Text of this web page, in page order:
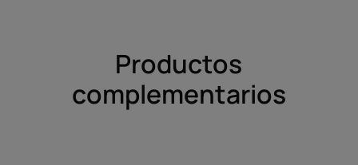
Productos
complementarios